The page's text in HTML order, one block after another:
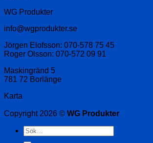
WG Produkter
info@wgprodukter.se
Jörgen Elofsson: 070-578 75 45
Roger Olsson: 070-572 09 91
Maskingränd 5
781 72 Borlänge
Karta
Copyright 2026 © WG Produkter
Sök
efter: